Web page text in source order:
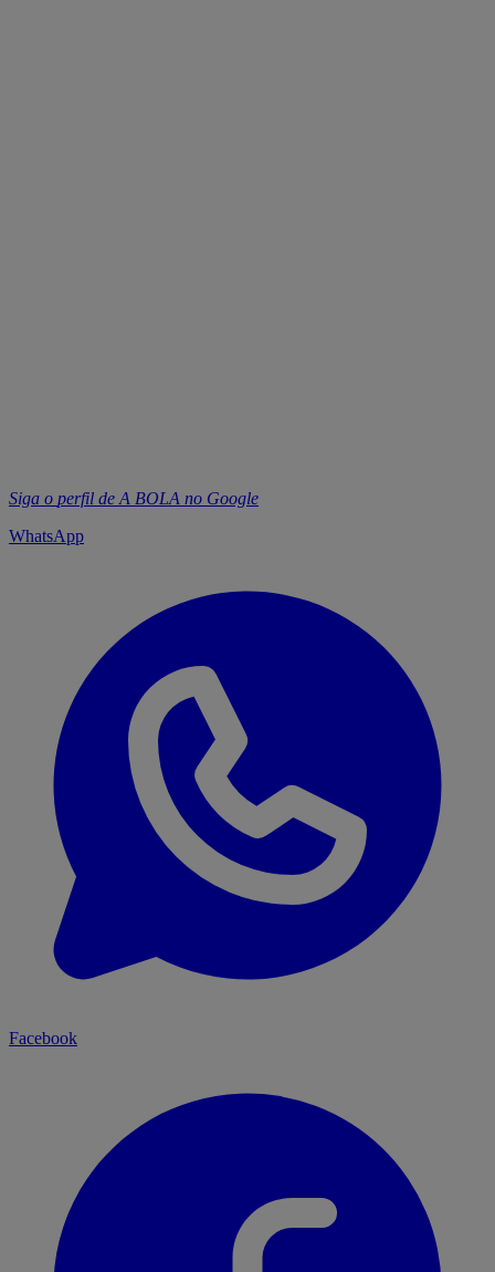
Siga o perfil de A BOLA no Google
WhatsApp
Facebook